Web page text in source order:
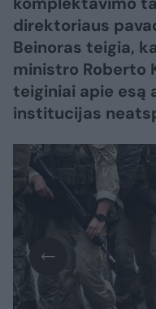
direktoriaus
Beinoras teigia,
ministro Roberto
teiginiai apie esą
institucijas